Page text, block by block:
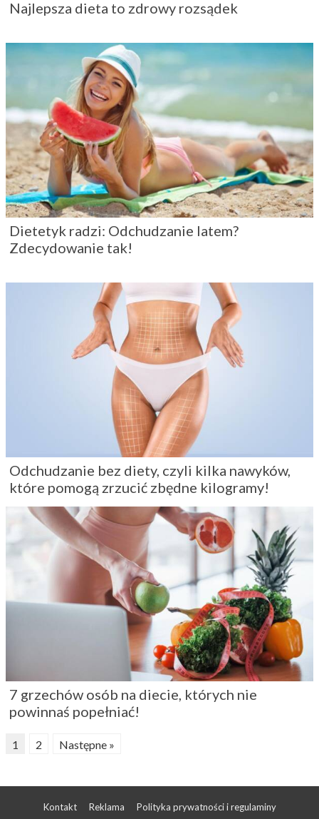
Odchudzanie bez diety, czyli kilka nawyków,
które pomogą zrzucić zbędne kilogramy!
7 grzechów osób na diecie, których nie
powinnaś popełniać!
Kontakt Reklama Polityka prywatności i regulaminy
Nowoczesny portal dla kobiet: Moda | Uroda | Zdrowie | Miłość |
Kuchnia
, © 2009 - 2026